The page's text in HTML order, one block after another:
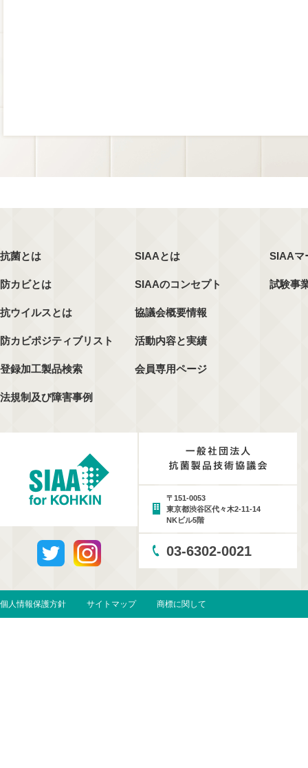
抗菌とは
防カビとは
抗ウイルスとは
防カビポジティブリスト
登録加工製品検索
法規制及び障害事例
SIAAとは
SIAAのコンセプト
協議会概要情報
活動内容と実績
会員専用ページ
SIAAマ
試験事
〒151-0053
東京都渋谷区代々木2-11-14
NKビル5階
03-6302-0021
個人情報保護方針 サイトマップ 商標に関して